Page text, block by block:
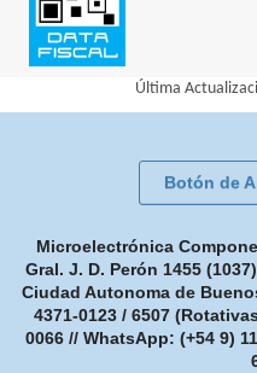
Última
Botón de
Microelectrónica
Gral. J. D. Perón 1455
Ciudad Autonoma de
4371-0123 / 6507
0066 // WhatsApp: (+54 9)